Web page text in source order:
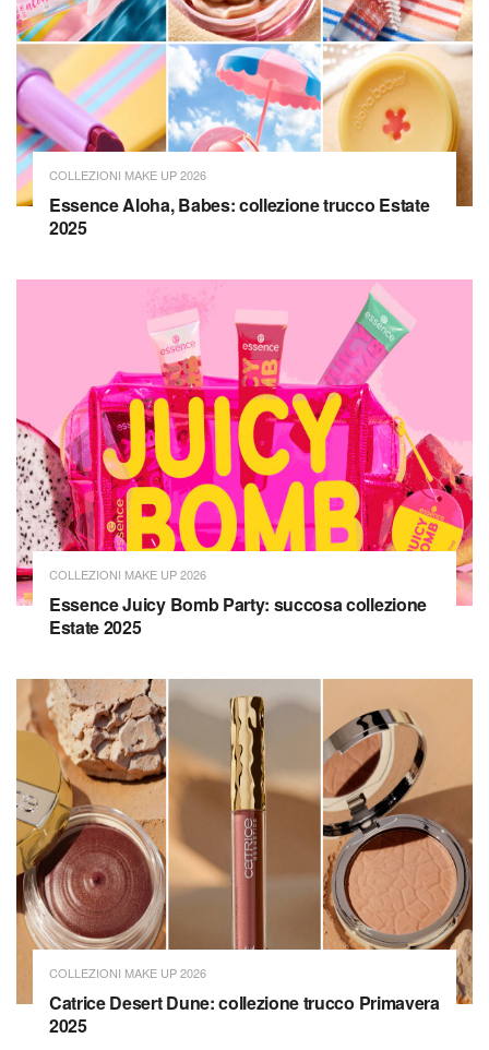
COLLEZIONI MAKE UP 2026
Essence Aloha, Babes: collezione trucco Estate
2025
COLLEZIONI MAKE UP 2026
Essence Juicy Bomb Party: succosa collezione
Estate 2025
COLLEZIONI MAKE UP 2026
Catrice Desert Dune: collezione trucco Primavera
2025